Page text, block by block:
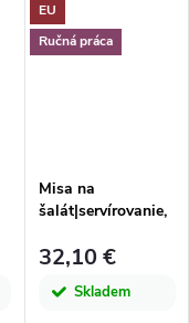
EU
Ručná práca
Misa na
šalát|servírovanie,
TAORMINA, modrá
32,10 €
Skladem